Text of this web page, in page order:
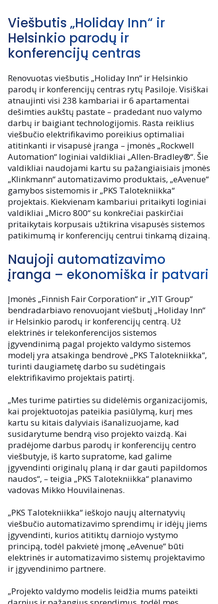
Viešbutis „Holiday Inn“ ir
Helsinkio parodų ir
konferencijų centras
Renovuotas viešbutis „Holiday Inn“ ir Helsinkio
parodų ir konferencijų centras rytų Pasiloje. Visiškai
atnaujinti visi 238 kambariai ir 6 apartamentai
dešimties aukštų pastate – pradedant nuo valymo
darbų ir baigiant technologijomis. Rasta reiklius
viešbučio elektrifikavimo poreikius optimaliai
atitinkanti ir visapusė įranga – įmonės „Rockwell
Automation“ loginiai valdikliai „Allen-Bradley®“. Šie
valdikliai naudojami kartu su pažangiaisiais įmonės
„Klinkmann“ automatizavimo produktais, „eAvenue“
gamybos sistemomis ir „PKS Talotekniikka“
projektais. Kiekvienam kambariui pritaikyti loginiai
valdikliai „Micro 800“ su konkrečiai paskirčiai
pritaikytais korpusais užtikrina visapusės sistemos
patikimumą ir konferencijų centrui tinkamą dizainą.
Naujoji automatizavimo
įranga – ekonomiška ir patvari
Įmonės „Finnish Fair Corporation“ ir „YIT Group“
bendradarbiavo renovuojant viešbutį „Holiday Inn“
ir Helsinkio parodų ir konferencijų centrą. Už
elektrinės ir telekonferencijos sistemos
įgyvendinimą pagal projekto valdymo sistemos
modelį yra atsakinga bendrovė „PKS Talotekniikka“,
turinti daugiametę darbo su sudėtingais
elektrifikavimo projektais patirtį.
„Mes turime patirties su didelėmis organizacijomis,
kai projektuotojas pateikia pasiūlymą, kurį mes
kartu su kitais dalyviais išanalizuojame, kad
susidarytume bendrą viso projekto vaizdą. Kai
pradėjome darbus parodų ir konferencijų centro
viešbutyje, iš karto supratome, kad galime
įgyvendinti originalų planą ir dar gauti papildomos
naudos“, – teigia „PKS Talotekniikka“ planavimo
vadovas Mikko Houvilainenas.
„PKS Talotekniikka“ ieškojo naujų alternatyvių
viešbučio automatizavimo sprendimų ir idėjų jiems
įgyvendinti, kurios atitiktų darniojo vystymo
principą, todėl pakvietė įmonę „eAvenue“ būti
elektrinės ir automatizavimo sistemų projektavimo
ir įgyvendinimo partnere.
„Projekto valdymo modelis leidžia mums pateikti